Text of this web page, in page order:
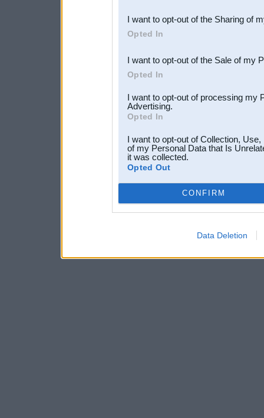
Downstream Participants
third parties.
I want to opt-out of the Sharing of
Opted In
I want to opt-out of the Sale of my
Opted In
I want to opt-out of processing my
Advertising.
Opted In
I want to opt-out of Collection,
of my Personal Data that Is
it was collected.
Opted Out
CONFIRM
Data Deletion